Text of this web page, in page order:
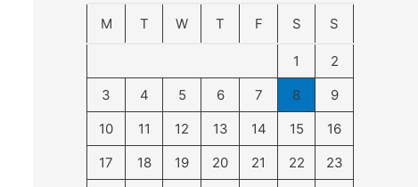
M T W T F S S
1
2
3
4 5 6 7 8
9
10
11 12 13 14 15
16
17
18 19 20 21 22
23